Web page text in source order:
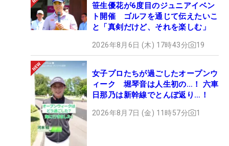
笹生優花が6度目のジュニアイベン
ト開催 ゴルフを通じて伝えたいこ
と「真剣だけど、それを楽しむ」
2026年8月6日 (木) 17時43分 19
女子プロたちが過ごしたオープンウ
ィーク 堀琴音は人生初の…！ 六車
日那乃は新幹線でとんぼ返り…！
2026年8月7日 (金) 11時57分 1